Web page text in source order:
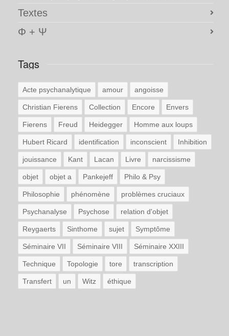
Textes
Φ + Ψ
Tags
Acte psychanalytique amour angoisse
Christian Fierens Collection Encore Envers
Fierens Freud Heidegger Homme aux loups
Hubert Ricard identification inconscient Inhibition
jouissance Kant Lacan Livre narcissisme
objet objet a Pankejeff Philo & Psy
Philosophie phénomène problèmes cruciaux
Psychanalyse Psychose relation d'objet
Reygaerts Sinthome sujet Symptôme
Séminaire VII Séminaire VIII Séminaire XXIII
Technique Topologie tore transcription
Transfert un Witz éthique